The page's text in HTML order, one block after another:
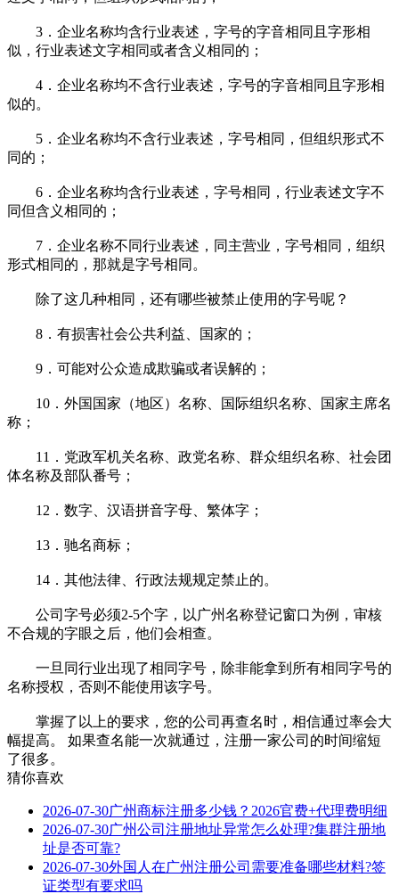
3．企业名称均含行业表述，字号的字音相同且字形相
似，行业表述文字相同或者含义相同的；
4．企业名称均不含行业表述，字号的字音相同且字形相
似的。
5．企业名称均不含行业表述，字号相同，但组织形式不
同的；
6．企业名称均含行业表述，字号相同，行业表述文字不
同但含义相同的；
7．企业名称不同行业表述，同主营业，字号相同，组织
形式相同的，那就是字号相同。
除了这几种相同，还有哪些被禁止使用的字号呢？
8．有损害社会公共利益、国家的；
9．可能对公众造成欺骗或者误解的；
10．外国国家（地区）名称、国际组织名称、国家主席名
称；
11．党政军机关名称、政党名称、群众组织名称、社会团
体名称及部队番号；
12．数字、汉语拼音字母、繁体字；
13．驰名商标；
14．其他法律、行政法规规定禁止的。
公司字号必须2-5个字，以广州名称登记窗口为例，审核
不合规的字眼之后，他们会相查。
一旦同行业出现了相同字号，除非能拿到所有相同字号的
名称授权，否则不能使用该字号。
掌握了以上的要求，您的公司再查名时，相信通过率会大
幅提高。 如果查名能一次就通过，注册一家公司的时间缩短
了很多。
猜你喜欢
2026-07-30广州商标注册多少钱？2026官费+代理费明细
2026-07-30广州公司注册地址异常怎么处理?集群注册地
址是否可靠?
2026-07-30外国人在广州注册公司需要准备哪些材料?签
证类型有要求吗